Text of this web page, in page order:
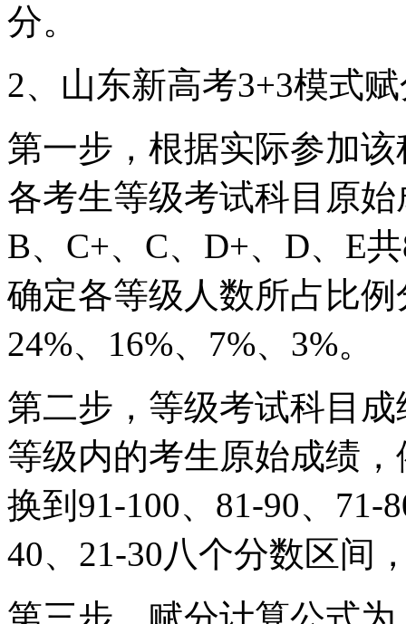
分。
2、山东新高考3+3模式
第一步，根据实际参加
各考生等级考试科目原
B、C+、C、D+、D、E
确定各等级人数所占比例
24%、16%、7%、3%。
第二步，等级考试科目
等级内的考生原始成绩
换到91-100、81-90、71-
40、21-30八个分数区间